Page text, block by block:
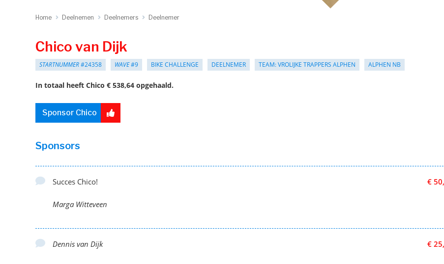
Home Deelnemen Deelnemers Deelnemer
Chico van Dijk
STARTNUMMER#24358 WAVE#9 BIKE CHALLENGE DEELNEMER TEAM: VROLIJKE TRAPPERS ALPHEN ALPHEN NB
In totaal heeft Chico € 538,64 opgehaald.
Sponsor Chico
Sponsors
€
Succes Chico!
Marga Witteveen
€
Dennis van Dijk